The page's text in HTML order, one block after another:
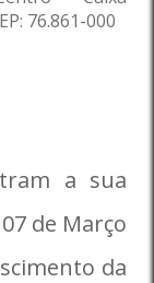
76.861-000
a sua
de Março
da